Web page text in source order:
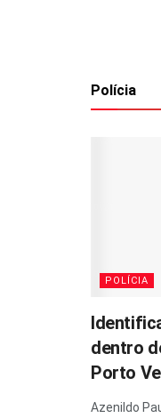
Polícia
POLÍCIA
dentro
Porto
Azenildo